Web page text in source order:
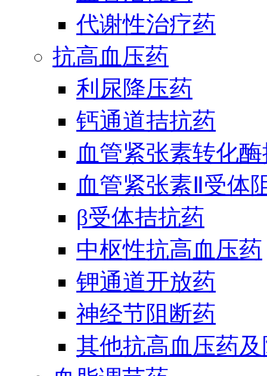
代谢性治疗药
抗高血压药
利尿降压药
钙通道拮抗药
血管紧张素转化
血管紧张素Ⅱ受体
β受体拮抗药
中枢性抗高血压药
钾通道开放药
神经节阻断药
其他抗高血压药